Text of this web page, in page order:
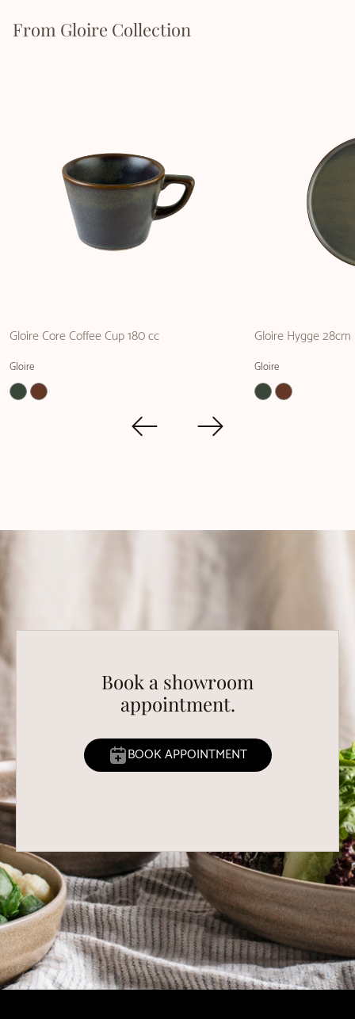
From Gloire Collection
Gloire Core Coffee Cup 180 cc
Gloire
Gloire Hygge
Gloire
Book a showroom
appointment.
BOOK APPOINTMENT